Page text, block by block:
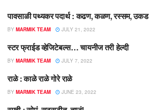
डाएट मंत्र
पावसाळी पथ्यकर पदार्थ : कढण, कळण, रस्सम, उकड
BY MARMIK TEAM JULY 21, 2022
डाएट मंत्र
स्टर फ्राईड व्हेजिटेबल्स… चायनीज तरी हेल्दी
BY MARMIK TEAM JULY 7, 2022
डाएट मंत्र
राळे : काळे राळे गोरे राळे
BY MARMIK TEAM JUNE 23, 2022